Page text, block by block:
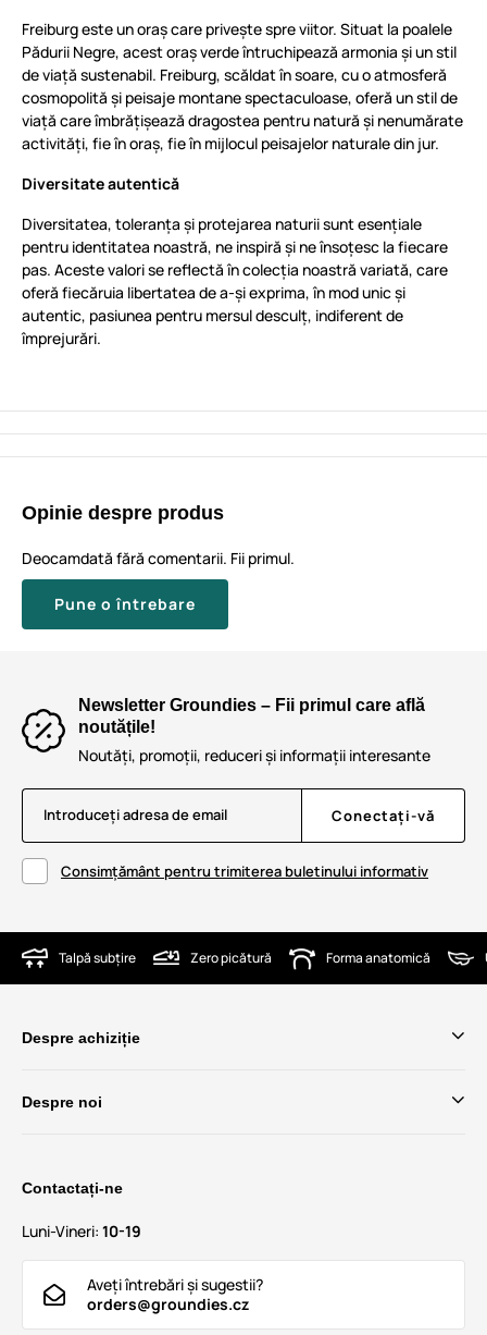
Freiburg este un oraș care privește spre viitor. Situat la poalele
Pădurii Negre, acest oraș verde întruchipează armonia și un stil
de viață sustenabil. Freiburg, scăldat în soare, cu o atmosferă
cosmopolită și peisaje montane spectaculoase, oferă un stil de
viață care îmbrățișează dragostea pentru natură și nenumărate
activități, fie în oraș, fie în mijlocul peisajelor naturale din jur.
Diversitate autentică
Diversitatea, toleranța și protejarea naturii sunt esențiale
pentru identitatea noastră, ne inspiră și ne însoțesc la fiecare
pas. Aceste valori se reflectă în colecția noastră variată, care
oferă fiecăruia libertatea de a-și exprima, în mod unic și
autentic, pasiunea pentru mersul desculț, indiferent de
împrejurări.
Opinie despre produs
Deocamdată fără comentarii. Fii primul.
Pune o întrebare
Newsletter Groundies – Fii primul care află
noutățile!
Noutăți, promoții, reduceri și informații interesante
Introduceți adresa de email Conectați-vă
Consimțământ pentru trimiterea buletinului informativ
Talpă subțire Zero picătură Forma anatomică
Despre achiziție
Despre noi
Contactați-ne
Luni-Vineri: 10-19
Aveți întrebări și sugestii?
orders@groundies.cz